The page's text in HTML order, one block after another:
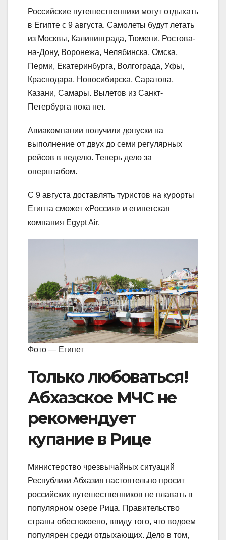
Российские путешественники могут отдыхать
в Египте с 9 августа. Самолеты будут летать
из Москвы, Калининграда, Тюмени, Ростова-
на-Дону, Воронежа, Челябинска, Омска,
Перми, Екатеринбурга, Волгограда, Уфы,
Краснодара, Новосибирска, Саратова,
Казани, Самары. Вылетов из Санкт-
Петербурга пока нет.
Авиакомпании получили допуски на
выполнение от двух до семи регулярных
рейсов в неделю. Теперь дело за
оперштабом.
С 9 августа доставлять туристов на курорты
Египта сможет «Россия» и египетская
компания Еgypt Air.
Фото — Египет
Только любоваться!
Абхазское МЧС не
рекомендует
купание в Рице
Министерство чрезвычайных ситуаций
Республики Абхазия настоятельно просит
российских путешественников не плавать в
популярном озере Рица. Правительство
страны обеспокоено, ввиду того, что водоем
популярен среди отдыхающих. Дело в том,